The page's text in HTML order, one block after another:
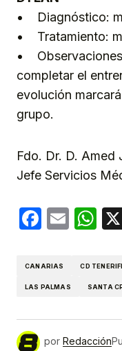
• Diagnóstico:
• Tratamiento:
•
completar el
evolución
grupo.
Fdo. Dr. D. Amed
Jefe Servicios
Email
CANARIAS CD
LAS PALMAS SANTA
por Redacción